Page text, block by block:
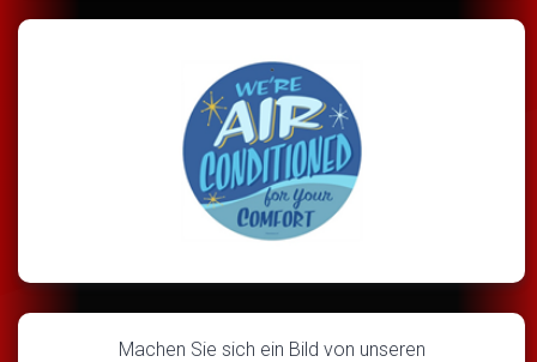
Machen Sie sich ein Bild von unseren